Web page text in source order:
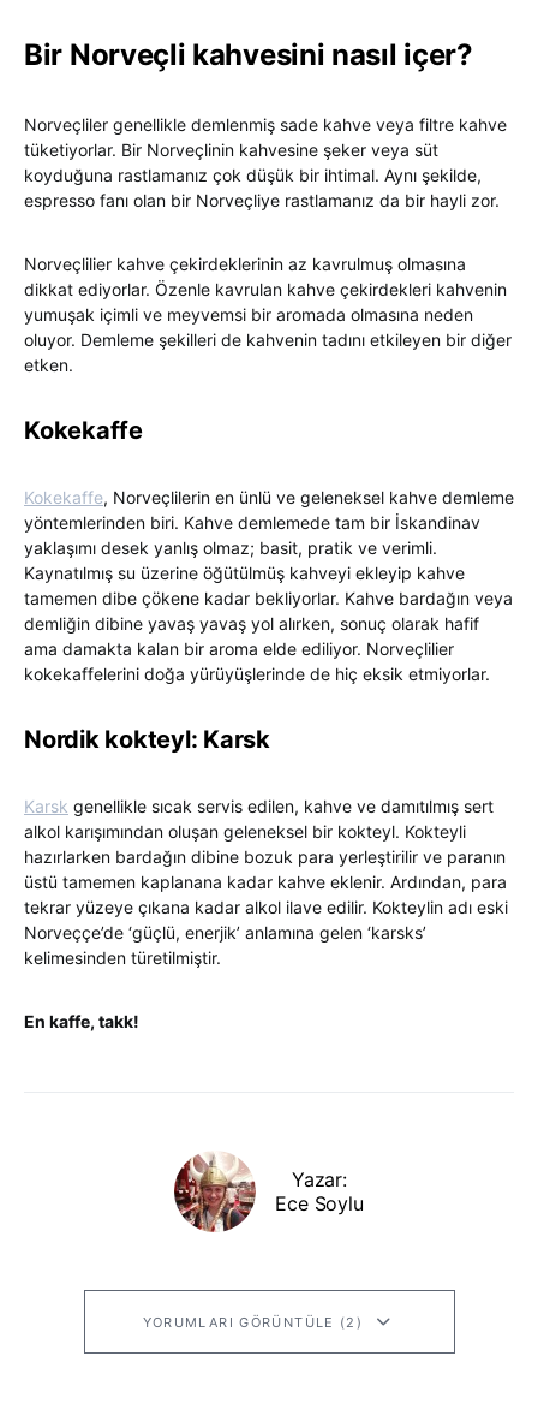
Bir Norveçli kahvesini nasıl içer?
Norveçliler genellikle demlenmiş sade kahve veya filtre kahve
tüketiyorlar. Bir Norveçlinin kahvesine şeker veya süt
koyduğuna rastlamanız çok düşük bir ihtimal. Aynı şekilde,
espresso fanı olan bir Norveçliye rastlamanız da bir hayli zor.
Norveçlilier kahve çekirdeklerinin az kavrulmuş olmasına
dikkat ediyorlar. Özenle kavrulan kahve çekirdekleri kahvenin
yumuşak içimli ve meyvemsi bir aromada olmasına neden
oluyor. Demleme şekilleri de kahvenin tadını etkileyen bir diğer
etken.
Kokekaffe
Kokekaffe, Norveçlilerin en ünlü ve geleneksel kahve demleme
yöntemlerinden biri. Kahve demlemede tam bir İskandinav
yaklaşımı desek yanlış olmaz; basit, pratik ve verimli.
Kaynatılmış su üzerine öğütülmüş kahveyi ekleyip kahve
tamemen dibe çökene kadar bekliyorlar. Kahve bardağın veya
demliğin dibine yavaş yavaş yol alırken, sonuç olarak hafif
ama damakta kalan bir aroma elde ediliyor. Norveçlilier
kokekaffelerini doğa yürüyüşlerinde de hiç eksik etmiyorlar.
Nordik kokteyl: Karsk
Karsk genellikle sıcak servis edilen, kahve ve damıtılmış sert
alkol karışımından oluşan geleneksel bir kokteyl. Kokteyli
hazırlarken bardağın dibine bozuk para yerleştirilir ve paranın
üstü tamemen kaplanana kadar kahve eklenir. Ardından, para
tekrar yüzeye çıkana kadar alkol ilave edilir. Kokteylin adı eski
Norveççe’de ‘güçlü, enerjik’ anlamına gelen ‘karsks’
kelimesinden türetilmiştir.
En kaffe, takk!
Yazar:
Ece Soylu
YORUMLARI GÖRÜNTÜLE (2)